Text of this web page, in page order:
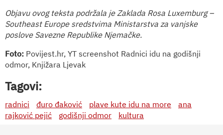
Objavu ovog teksta podržala je Zaklada Rosa Luxemburg –
Southeast Europe sredstvima Ministarstva za vanjske
poslove Savezne Republike Njemačke.
Foto: Povijest.hr, YT screenshot Radnici idu na godišnji
odmor, Knjižara Ljevak
Tagovi:
radnici đuro đaković plave kute idu na more
ana
rajković pejić
godišnji odmor kultura